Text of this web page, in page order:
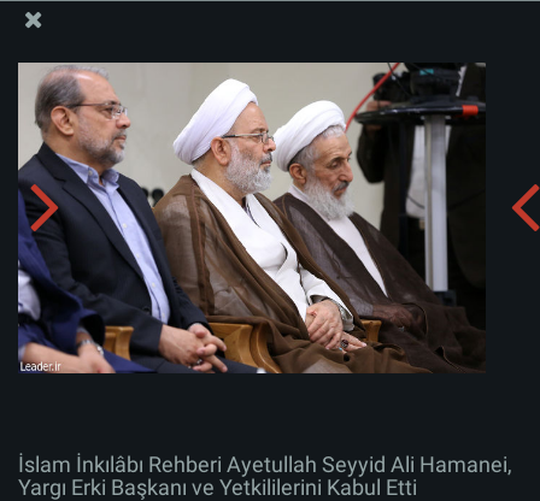
İslam İnkılâbı Rehberi Ayetullah Seyyid Ali Hamanei,
Yargı Erki Başkanı ve Yetkililerini Kabul Etti
Albümü indirin:
İslam İnkılâbı Rehberi Ayetullah Seyyid Ali Hamanei,
Yargı Erki Başkanı ve Yetkililerini Kabul Etti